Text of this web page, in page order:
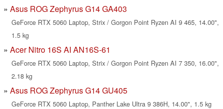
Asus ROG Zephyrus G14 GA403
GeForce RTX 5060 Laptop, Strix / Gorgon Point Ryzen AI 9 465, 14.00",
1.5 kg
Acer Nitro 16S AI AN16S-61
GeForce RTX 5060 Laptop, Strix / Gorgon Point Ryzen AI 7 350, 16.00",
2.18 kg
Asus ROG Zephyrus G14 GU405
GeForce RTX 5060 Laptop, Panther Lake Ultra 9 386H, 14.00", 1.5 kg